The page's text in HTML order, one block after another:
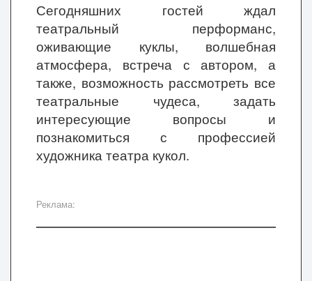
Сегодняшних гостей ждал
театральный перформанс,
оживающие куклы, волшебная
атмосфера, встреча с автором, а
также, возможность рассмотреть все
театральные чудеса, задать
интересующие вопросы и
познакомиться с профессией
художника театра кукол.
Реклама: